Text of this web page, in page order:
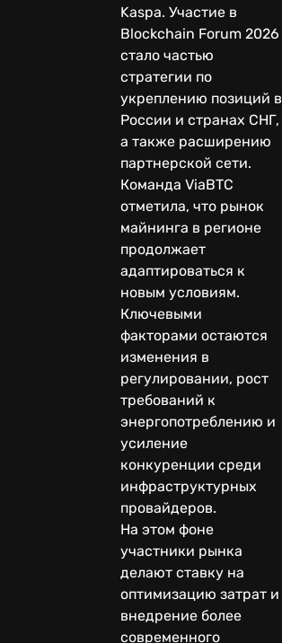
Kaspa. Участие в
Blockchain Forum 2026
стало частью
стратегии по
укреплению позиций в
России и странах СНГ,
а также расширению
партнерской сети.
Команда ViaBTC
отметила, что рынок
майнинга в регионе
продолжает
адаптироваться к
новым условиям.
Ключевыми
факторами остаются
изменения в
регулировании, рост
требований к
энергопотреблению и
усиление
конкуренции среди
инфраструктурных
провайдеров.
На этом фоне
участники рынка
делают ставку на
оптимизацию затрат и
внедрение более
современного